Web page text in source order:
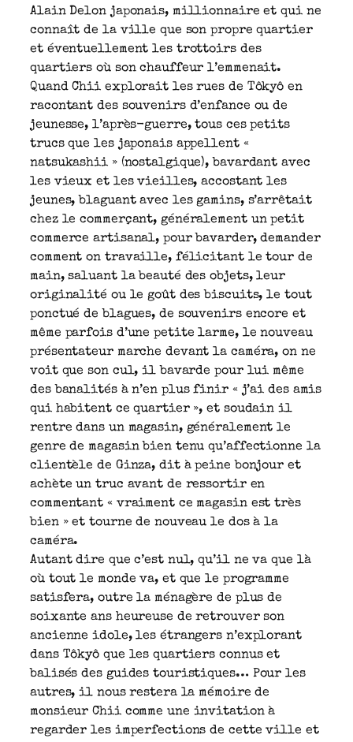
Alain Delon japonais, millionnaire et qui ne
connaît de la ville que son propre quartier
et éventuellement les trottoirs des
quartiers où son chauffeur l’emmenait.
Quand Chii explorait les rues de Tôkyô en
racontant des souvenirs d’enfance ou de
jeunesse, l’après-guerre, tous ces petits
trucs que les japonais appellent «
natsukashii » (nostalgique), bavardant avec
les vieux et les vieilles, accostant les
jeunes, blaguant avec les gamins, s’arrêtait
chez le commerçant, généralement un petit
commerce artisanal, pour bavarder, demander
comment on travaille, félicitant le tour de
main, saluant la beauté des objets, leur
originalité ou le goût des biscuits, le tout
ponctué de blagues, de souvenirs encore et
même parfois d’une petite larme, le nouveau
présentateur marche devant la caméra, on ne
voit que son cul, il bavarde pour lui même
des banalités à n’en plus finir « j’ai des amis
qui habitent ce quartier », et soudain il
rentre dans un magasin, généralement le
genre de magasin bien tenu qu’affectionne la
clientèle de Ginza, dit à peine bonjour et
achète un truc avant de ressortir en
commentant « vraiment ce magasin est très
bien » et tourne de nouveau le dos à la
caméra.
Autant dire que c’est nul, qu’il ne va que là
où tout le monde va, et que le programme
satisfera, outre la ménagère de plus de
soixante ans heureuse de retrouver son
ancienne idole, les étrangers n’explorant
dans Tôkyô que les quartiers connus et
balisés des guides touristiques… Pour les
autres, il nous restera la mémoire de
monsieur Chii comme une invitation à
regarder les imperfections de cette ville et